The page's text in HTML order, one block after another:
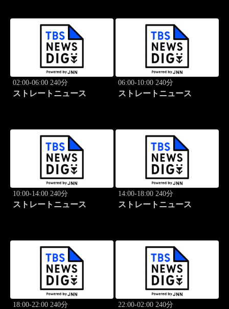
02:00-06:00 240分
ストレートニュース
06:00-10:00 240分
ストレートニュース
10:00-14:00 240分
ストレートニュース
14:00-18:00 240分
ストレートニュース
18:00-22:00 240分 22:00-02:00 240分